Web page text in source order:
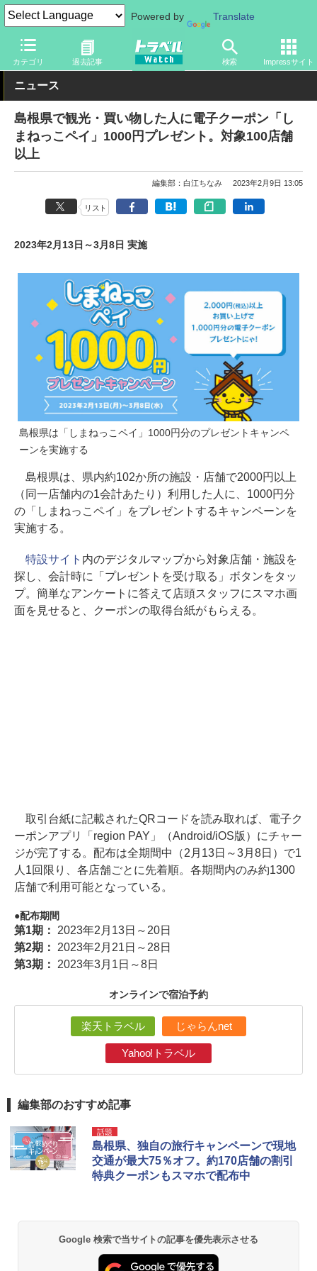
Powered by Translate
カテゴリ 過去記事 検索 Impressサイト
トラベル Watch 地域 国内旅行 中国
ニュース
島根県で観光・買い物した人に電子クーポン「し
まねっこペイ」1000円プレゼント。対象100店舗
以上
編集部：白江ちなみ 2023年2月9日 13:05
リスト
2023年2月13日～3月8日 実施
島根県は「しまねっこペイ」1000円分のプレゼントキャンペ
ーンを実施する
島根県は、県内約102か所の施設・店舗で2000円以上
（同一店舗内の1会計あたり）利用した人に、1000円分
の「しまねっこペイ」をプレゼントするキャンペーンを
実施する。
特設サイト 内のデジタルマップから対象店舗・施設を
探し、会計時に「プレゼントを受け取る」ボタンをタッ
プ。簡単なアンケートに答えて店頭スタッフにスマホ画
面を見せると、クーポンの取得台紙がもらえる。
取引台紙に記載されたQRコードを読み取れば、電子ク
ーポンアプリ「region PAY」（Android/iOS版）にチャー
ジが完了する。配布は全期間中（2月13日～3月8日）で1
人1回限り、各店舗ごとに先着順。各期間内のみ約1300
店舗で利用可能となっている。
配布期間
第1期： 2023年2月13日～20日
第2期： 2023年2月21日～28日
第3期： 2023年3月1日～8日
オンラインで宿泊予約
楽天トラベル じゃらんnet
Yahoo!トラベル
編集部のおすすめ記事
話題
島根県、独自の旅行キャンペーンで現地
交通が最大75％オフ。約170店舗の割引
特典クーポンもスマホで配布中
Google 検索で当サイトの記事を優先表示させる